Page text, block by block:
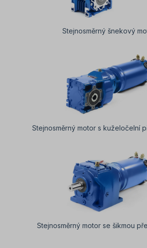
Stejnosměrný šnekový
Stejnosměrný motor s kuželočelní
Stejnosměrný motor se šikmou